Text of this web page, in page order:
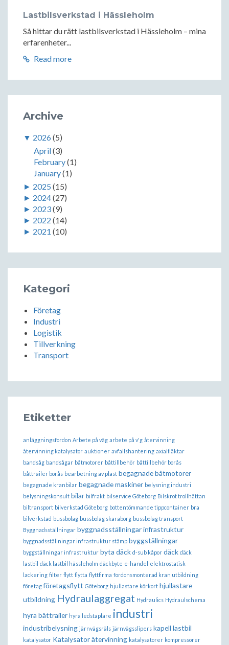
Lastbilsverkstad i Hässleholm
Så hittar du rätt lastbilsverkstad i Hässleholm – mina
erfarenheter...
Read more
Archive
▼ 2026(5)
April(3)
February(1)
January(1)
► 2025 (15)
► 2024(27)
► 2023(9)
► 2022 (14)
► 2021 (10)
Kategori
Företag
Industri
Logistik
Tillverkning
Transport
Etiketter
anläggningsfordon Arbete på väg arbete på v'g återvinning
återvinning katalysator auktioner avfallshantering axialfläktar
bandsåg bandsågar båtmotorer båttillbehör båttillbehör borås
båttrailer borås bearbetning av plast begagnade båtmotorer
begagnade kranbilar begagnade maskiner belysning industri
belysningskonsult bilar bilfrakt bilservice Göteborg Bilskrot trollhättan
biltransport bilverkstad Göteborg bottentömmande tippcontainer bra
bilverkstad bussbolag bussbolag skaraborg bussbolag transport
Byggnadsställningar byggnadsställningar infrastruktur
byggnadsställningar infrastruktur stämp byggställningar
byggställningar infrastruktur byta däck d-sub kåpor däck däck
lastbil däck lastbil hässleholm däckbyte e-handel elektrostatisk
lackering filter flytt flytta flyttfirma fordonsmonterad kran utbildning
företag företagsflytt Göteborg hjullastare körkort hjullastare
utbildning Hydraulaggregat Hydraulics Hydraulschema
hyra båttrailer hyra ledstaplare industri
industribelysning järnvägsräls järnvägsslipers kapell lastbil
katalysator Katalysator återvinning katalysatorer kompressorer